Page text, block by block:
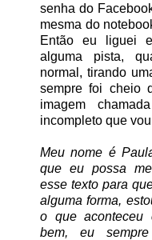
senha do
mesma do
Então eu liguei
alguma pista,
normal, tirando
sempre foi cheio
imagem
incompleto que
Meu nome é
que eu possa
esse texto para
alguma forma,
o que aconteceu
bem, eu